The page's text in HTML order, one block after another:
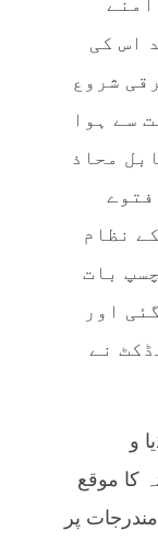
اس کی
شروع
سے ہوا
محاذ
نظام
بات
اور
نے
و
کا موقع
پر